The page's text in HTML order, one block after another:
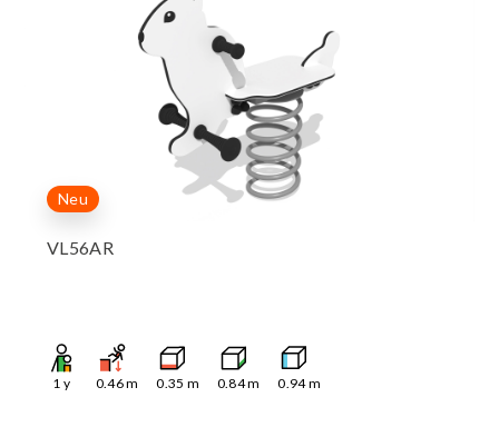
Neu
VL56AR
1 y 0.46m 0.35 m 0.84m 0.94m